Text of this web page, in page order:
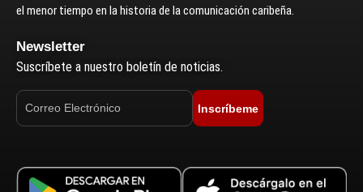
el menor tiempo en la historia de la comunicación caribeña.
Newsletter
Suscríbete a nuestro boletín de noticias.
Inscríbeme